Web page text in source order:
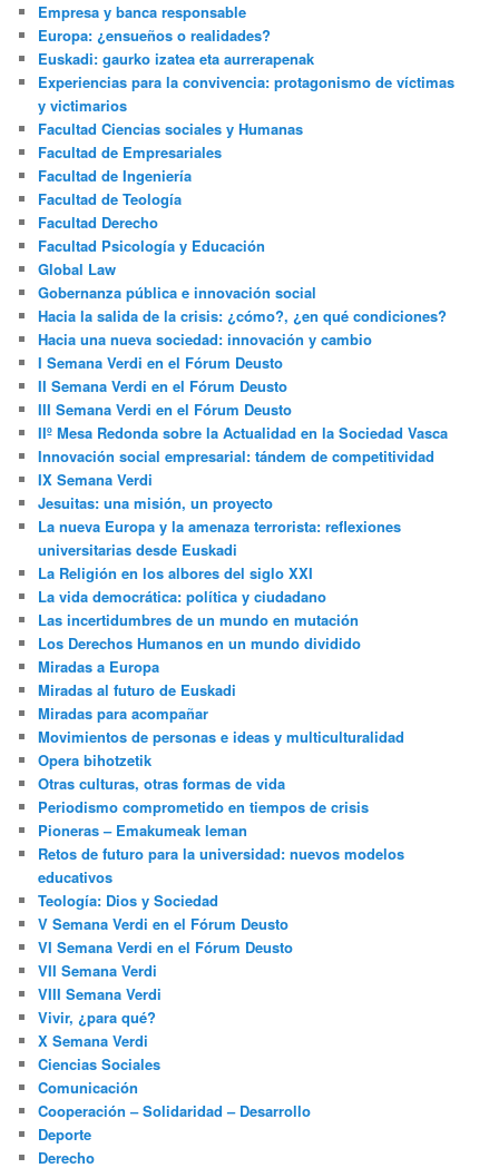
Empresa y banca responsable
Europa: ¿ensueños o realidades?
Euskadi: gaurko izatea eta aurrerapenak
Experiencias para la convivencia: protagonismo de víctimas
y victimarios
Facultad Ciencias sociales y Humanas
Facultad de Empresariales
Facultad de Ingeniería
Facultad de Teología
Facultad Derecho
Facultad Psicología y Educación
Global Law
Gobernanza pública e innovación social
Hacia la salida de la crisis: ¿cómo?, ¿en qué condiciones?
Hacia una nueva sociedad: innovación y cambio
I Semana Verdi en el Fórum Deusto
II Semana Verdi en el Fórum Deusto
III Semana Verdi en el Fórum Deusto
IIº Mesa Redonda sobre la Actualidad en la Sociedad Vasca
Innovación social empresarial: tándem de competitividad
IX Semana Verdi
Jesuitas: una misión, un proyecto
La nueva Europa y la amenaza terrorista: reflexiones
universitarias desde Euskadi
La Religión en los albores del siglo XXI
La vida democrática: política y ciudadano
Las incertidumbres de un mundo en mutación
Los Derechos Humanos en un mundo dividido
Miradas a Europa
Miradas al futuro de Euskadi
Miradas para acompañar
Movimientos de personas e ideas y multiculturalidad
Opera bihotzetik
Otras culturas, otras formas de vida
Periodismo comprometido en tiempos de crisis
Pioneras – Emakumeak leman
Retos de futuro para la universidad: nuevos modelos
educativos
Teología: Dios y Sociedad
V Semana Verdi en el Fórum Deusto
VI Semana Verdi en el Fórum Deusto
VII Semana Verdi
VIII Semana Verdi
Vivir, ¿para qué?
X Semana Verdi
Ciencias Sociales
Comunicación
Cooperación – Solidaridad – Desarrollo
Deporte
Derecho